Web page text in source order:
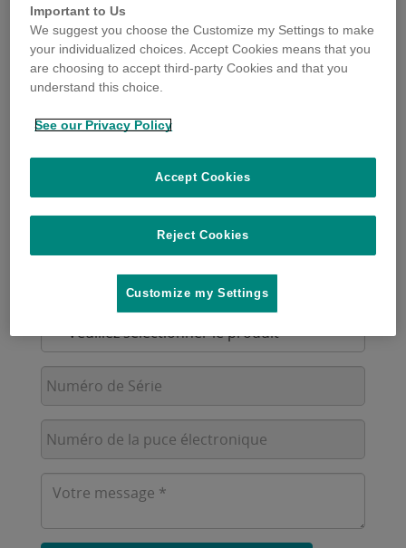
Envoyez nous votre question
Prénom
*
*
Adresse
*
Votre
message*
de
Série
de
la
puce
*
message *
Important to Us
We suggest you choose the Customize my Settings to make
your individualized choices. Accept Cookies means that you
are choosing to accept third-party Cookies and that you
understand this choice.
See our Privacy Policy
Reject Cookies
Accept Cookies
Customize my Settings